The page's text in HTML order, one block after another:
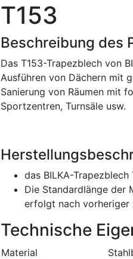
T153
Beschreibung des
Das T153-Trapezblech von
Ausführen von Dächern mit
Sanierung von Räumen mit
Sportzentren, Turnsäle usw.
das BILKA-
Die Standardlänge der
erfolgt nach vorheriger
Technische
Material